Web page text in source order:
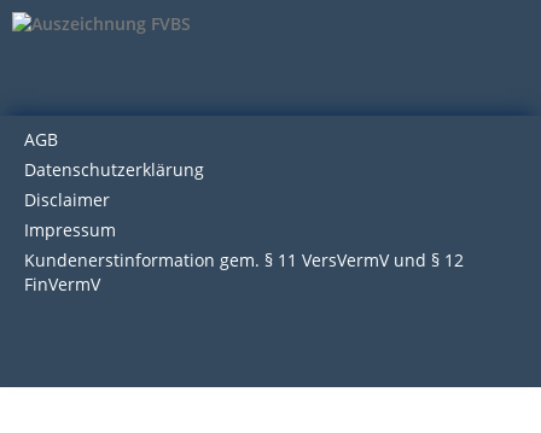
AGB
Datenschutzerklärung
Disclaimer
Impressum
Kundenerstinformation gem. § 11 VersVermV und § 12
FinVermV